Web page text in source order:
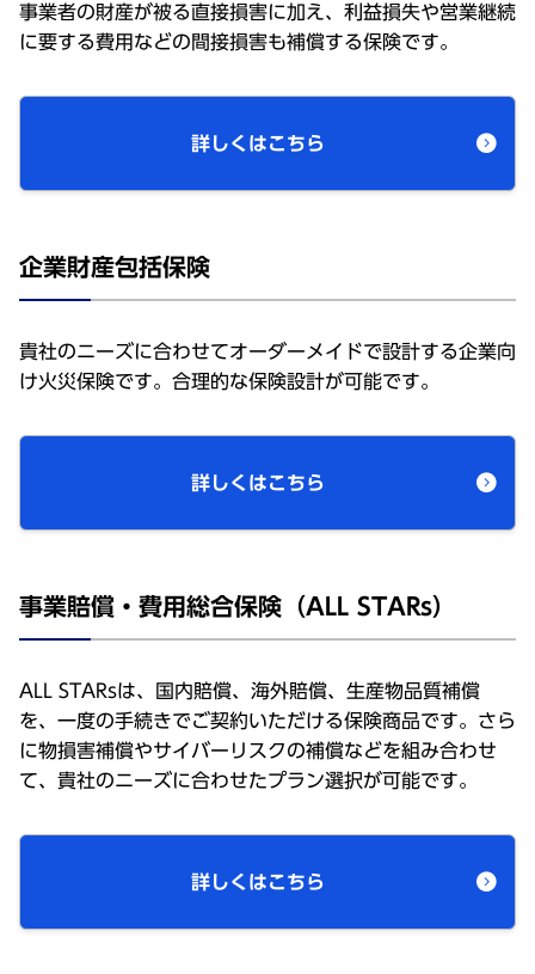
事業者の財産が被る直接損害に加え、利益損失や営業継続
に要する費用などの間接損害も補償する保険です。
詳しくはこちら
企業財産包括保険
貴社のニーズに合わせてオーダーメイドで設計する企業向
け火災保険です。合理的な保険設計が可能です。
詳しくはこちら
事業賠償・費用総合保険（ALL STARs）
ALL STARsは、国内賠償、海外賠償、生産物品質補償
を、一度の手続きでご契約いただける保険商品です。さら
に物損害補償やサイバーリスクの補償などを組み合わせ
て、貴社のニーズに合わせたプラン選択が可能です。
詳しくはこちら